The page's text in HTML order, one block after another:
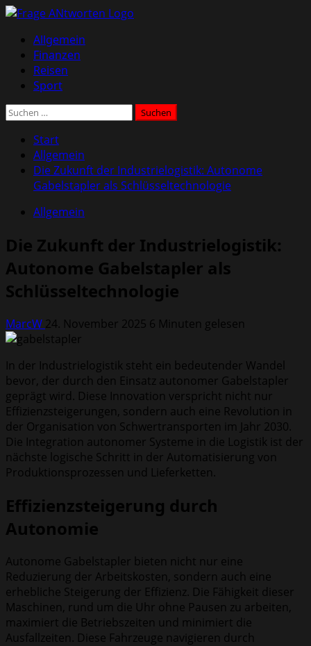
Zum
springen
Primäres
Menü
Allgemein
Finanzen
Reisen
Sport
Suchen
Start
Allgemein
Die Zukunft der Industrielogistik: Autonome
Gabelstapler als Schlüsseltechnologie
Allgemein
Die Zukunft der Industrielogistik:
Autonome Gabelstapler als
Schlüsseltechnologie
MarcW 24. November 2025 6 Minuten gelesen
In der Industrielogistik steht ein bedeutender Wandel
bevor, der durch den Einsatz autonomer Gabelstapler
geprägt wird. Diese Innovation verspricht nicht nur
Effizienzsteigerungen, sondern auch eine Revolution in
der Organisation von Schwertransporten im Jahr 2030.
Die Integration autonomer Systeme in die Logistik ist der
nächste logische Schritt in der Automatisierung von
Produktionsprozessen und Lieferketten.
Effizienzsteigerung durch
Autonomie
Autonome Gabelstapler bieten nicht nur eine
Reduzierung der Arbeitskosten, sondern auch eine
erhebliche Steigerung der Effizienz. Die Fähigkeit dieser
Maschinen, rund um die Uhr ohne Pausen zu arbeiten,
maximiert die Betriebszeiten und minimiert die
Ausfallzeiten. Diese Fahrzeuge navigieren durch